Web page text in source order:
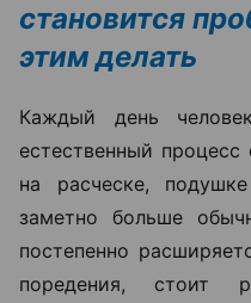
становится
этим делать
Каждый день
естественный
на расческе,
заметно больше
постепенно
поредения, стоит